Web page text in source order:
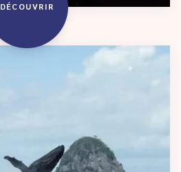
DÉCOUVRIR